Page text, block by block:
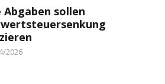
Abgaben sollen
2026